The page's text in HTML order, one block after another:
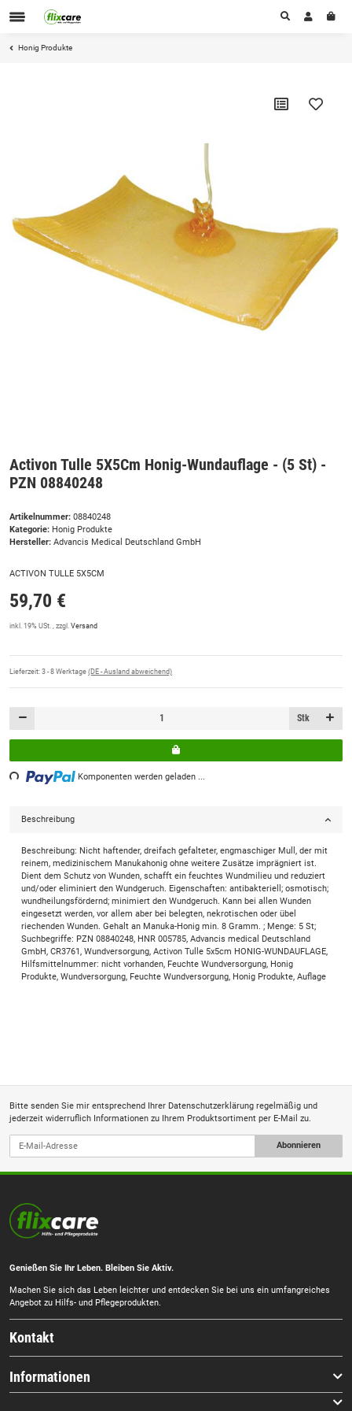
Honig Produkte
Activon Tulle 5X5Cm Honig-Wundauflage - (5 St) -
PZN 08840248
Artikelnummer: 08840248
Kategorie: Honig Produkte
Hersteller: Advancis Medical Deutschland GmbH
ACTIVON TULLE 5X5CM
59,70 €
inkl. 19% USt. , zzgl. Versand
Lieferzeit: 3 - 8 Werktage (DE - Ausland abweichend)
Stk
Komponenten werden geladen ...
Beschreibung
Beschreibung: Nicht haftender, dreifach gefalteter, engmaschiger Mull, der mit
reinem, medizinischem Manukahonig ohne weitere Zusätze imprägniert ist.
Dient dem Schutz von Wunden, schafft ein feuchtes Wundmilieu und reduziert
und/oder eliminiert den Wundgeruch. Eigenschaften: antibakteriell; osmotisch;
wundheilungsfördernd; minimiert den Wundgeruch. Kann bei allen Wunden
eingesetzt werden, vor allem aber bei belegten, nekrotischen oder übel
riechenden Wunden. Gehalt an Manuka-Honig min. 8 Gramm. ; Menge: 5 St;
Suchbegriffe: PZN 08840248, HNR 005785, Advancis medical Deutschland
GmbH, CR3761, Wundversorgung, Activon Tulle 5x5cm HONIG-WUNDAUFLAGE,
Hilfsmittelnummer: nicht vorhanden, Feuchte Wundversorgung, Honig
Produkte, Wundversorgung, Feuchte Wundversorgung, Honig Produkte, Auflage
Bitte senden Sie mir entsprechend Ihrer Datenschutzerklärung regelmäßig und
jederzeit widerruflich Informationen zu Ihrem Produktsortiment per E-Mail zu.
Abonnieren
Genießen Sie Ihr Leben. Bleiben Sie Aktiv.
Machen Sie sich das Leben leichter und entdecken Sie bei uns ein umfangreiches
Angebot zu Hilfs- und Pflegeprodukten.
Kontakt
Informationen